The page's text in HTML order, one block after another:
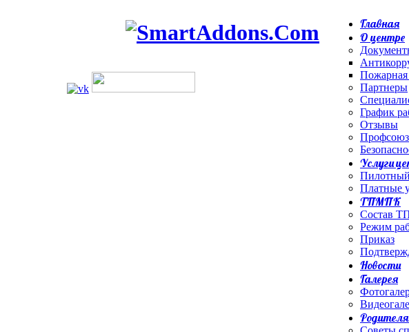
Главная
О центре
Пожарная
Партнеры
График
Отзывы
Услуги
Платные
ТПМПК
Состав
Режим
Приказ
Новости
Галерея